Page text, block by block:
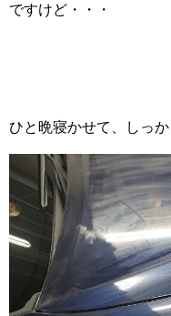
ですけど・・・
ひと晩寝かせて、しっか